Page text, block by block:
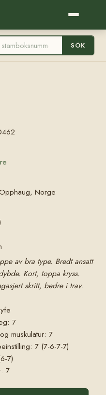
SÖK
Norge
av bra type. Bredt ansatt
Kort, toppa kryss.
skritt, bedre i trav.
7
muskulatur: 7
7 (7-6-7-7)
7)
7